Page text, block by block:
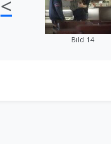
<
Bild 14